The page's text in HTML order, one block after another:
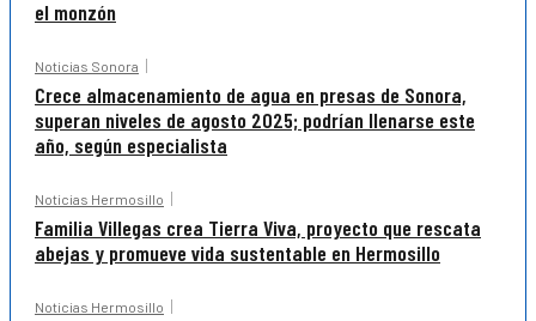
el monzón
Noticias Sonora
Crece almacenamiento de agua en presas de Sonora,
superan niveles de agosto 2025; podrían llenarse este
año, según especialista
Noticias Hermosillo
Familia Villegas crea Tierra Viva, proyecto que rescata
abejas y promueve vida sustentable en Hermosillo
Noticias Hermosillo